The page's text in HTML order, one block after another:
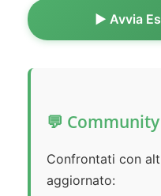
▶️ Avvia
💬
Confrontati con
aggiornato: